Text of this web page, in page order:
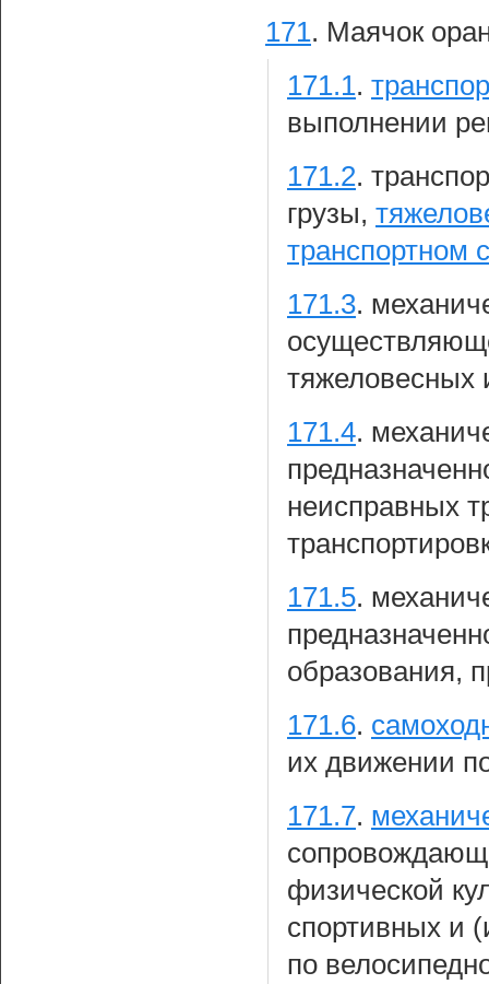
171. Маячок
171.1.
выполнении
171.2.
грузы,
транспортном
171.3.
тяжеловесных
171.4.
неисправных
171.5.
образования,
171.6.
их движении
171.7.
физической
спортивных и
по